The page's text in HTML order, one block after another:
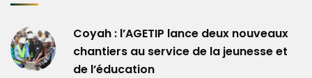
Coyah : l’AGETIP lance deux nouveaux
chantiers au service de la jeunesse et
de l’éducation